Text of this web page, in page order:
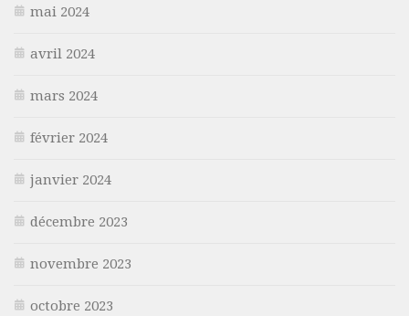
mai 2024
avril 2024
mars 2024
février 2024
janvier 2024
décembre 2023
novembre 2023
octobre 2023